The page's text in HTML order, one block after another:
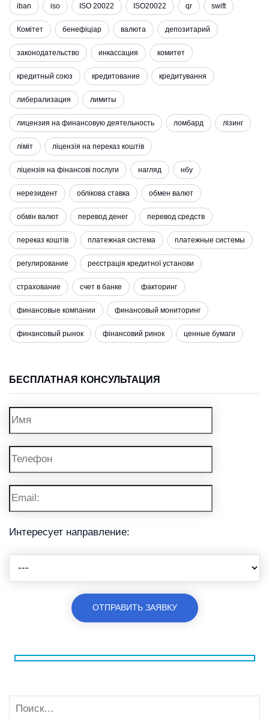
iban iso ISO 20022 ISO20022 qr swift
Комітет бенефіціар валюта депозитарий
законодательство инкассация комитет
кредитный союз кредитование кредитування
либерализация лимиты
лицензия на финансовую деятельность ломбард лізинг
ліміт ліцензія на переказ коштів
ліцензія на фінансові послуги нагляд нбу
нерезидент облікова ставка обмен валют
обмін валют перевод денег перевод средств
переказ коштів платежная система платежные системы
регулирование реєстрація кредитної установи
страхование счет в банке факторинг
финансовые компании финансовый мониторинг
финансовый рынок фінансовий ринок ценные бумаги
БЕСПЛАТНАЯ КОНСУЛЬТАЦИЯ
Интересует направление: